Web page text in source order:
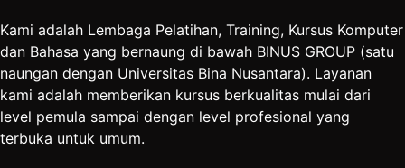
Kami adalah Lembaga Pelatihan, Training, Kursus Komputer
dan Bahasa yang bernaung di bawah BINUS GROUP (satu
naungan dengan Universitas Bina Nusantara). Layanan
kami adalah memberikan kursus berkualitas mulai dari
level pemula sampai dengan level profesional yang
terbuka untuk umum.